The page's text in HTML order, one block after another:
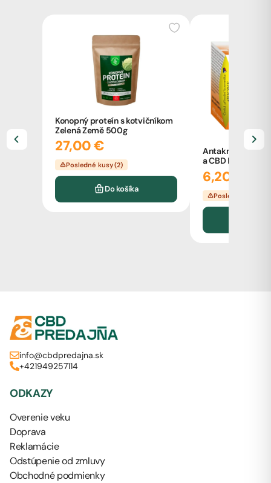
Konopný proteín s kotvičníkom
Zelená Země 500g
27,00 €
Posledné kusy (2)
Do košíka
Antakne pleťový
a CBD Bione 51ml
6,20 €
Posledné kusy (5)
info@cbdpredajna.sk
+421949257114
ODKAZY
Overenie veku
Doprava
Reklamácie
Odstúpenie od zmluvy
Obchodné podmienky